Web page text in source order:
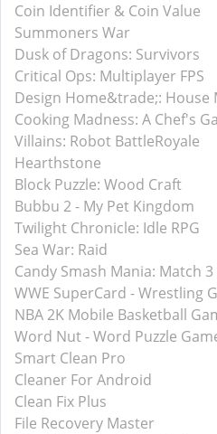
Coin Identifier & Coin Value
Summoners War
Dusk of Dragons: Survivors
Critical Ops: Multiplayer FPS
Design Home&trade;: House
Cooking Madness: A Chef's
Villains: Robot BattleRoyale
Hearthstone
Block Puzzle: Wood Craft
Bubbu 2 - My Pet Kingdom
Twilight Chronicle: Idle RPG
Sea War: Raid
Candy Smash Mania: Match 3
WWE SuperCard - Wrestling
NBA 2K Mobile Basketball
Word Nut - Word Puzzle
Smart Clean Pro
Cleaner For Android
Clean Fix Plus
File Recovery Master